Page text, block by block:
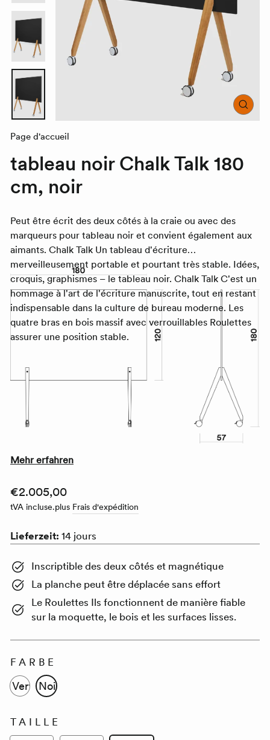
Page d'accueil
tableau noirChalk Talk180
cm, noir
Peut être écrit des deux côtés à la craie ou avec des
marqueurs pour tableau noir et convient également aux
aimants. Chalk Talk Un tableau d'écriture
merveilleusement portable et pourtant très stable. Idées,
croquis, graphismes – le tableau noir. Chalk Talk C'est un
hommage à l'art de l'écriture manuscrite, tout en restant
indispensable dans la culture de bureau moderne. Les
quatre bras en bois massif avec verrouillables Roulettes
assurer une position stable.
Mehr erfahren
Prix
€2.005,00
tVA incluse.plus Frais d'expédition
Lieferzeit: 14 jours
Inscriptible des deux côtés et magnétique
La planche peut être déplacée sans effort
Le Roulettes Ils fonctionnent de manière fiable
sur la moquette, le bois et les surfaces lisses.
FARBE
Vert Noir
TAILLE